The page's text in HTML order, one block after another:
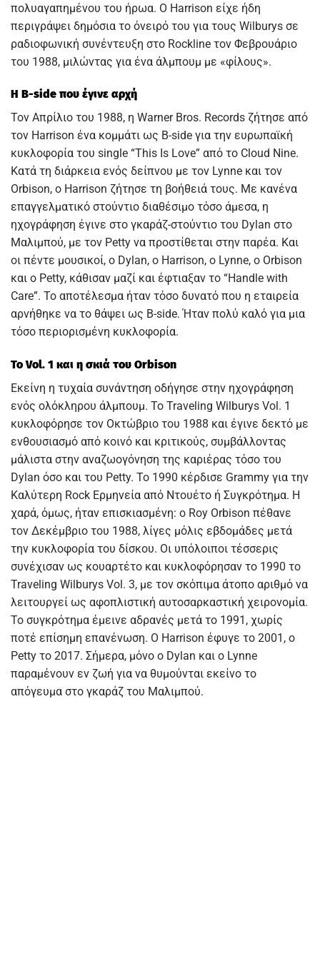
πολυαγαπημένου του ήρωα. Ο Harrison είχε ήδη
περιγράψει δημόσια το όνειρό του για τους Wilburys σε
ραδιοφωνική συνέντευξη στο Rockline τον Φεβρουάριο
του 1988, μιλώντας για ένα άλμπουμ με «φίλους».
Η B-side που έγινε αρχή
Τον Απρίλιο του 1988, η Warner Bros. Records ζήτησε από
τον Harrison ένα κομμάτι ως B-side για την ευρωπαϊκή
κυκλοφορία του single “This Is Love” από το Cloud Nine.
Κατά τη διάρκεια ενός δείπνου με τον Lynne και τον
Orbison, ο Harrison ζήτησε τη βοήθειά τους. Με κανένα
επαγγελματικό στούντιο διαθέσιμο τόσο άμεσα, η
ηχογράφηση έγινε στο γκαράζ-στούντιο του Dylan στο
Μαλιμπού, με τον Petty να προστίθεται στην παρέα. Και
οι πέντε μουσικοί, ο Dylan, ο Harrison, ο Lynne, ο Orbison
και ο Petty, κάθισαν μαζί και έφτιαξαν το “Handle with
Care”. Το αποτέλεσμα ήταν τόσο δυνατό που η εταιρεία
αρνήθηκε να το θάψει ως B-side. Ήταν πολύ καλό για μια
τόσο περιορισμένη κυκλοφορία.
Το Vol. 1 και η σκιά του Orbison
Εκείνη η τυχαία συνάντηση οδήγησε στην ηχογράφηση
ενός ολόκληρου άλμπουμ. Το Traveling Wilburys Vol. 1
κυκλοφόρησε τον Οκτώβριο του 1988 και έγινε δεκτό με
ενθουσιασμό από κοινό και κριτικούς, συμβάλλοντας
μάλιστα στην αναζωογόνηση της καριέρας τόσο του
Dylan όσο και του Petty. Το 1990 κέρδισε Grammy για την
Καλύτερη Rock Ερμηνεία από Ντουέτο ή Συγκρότημα. Η
χαρά, όμως, ήταν επισκιασμένη: ο Roy Orbison πέθανε
τον Δεκέμβριο του 1988, λίγες μόλις εβδομάδες μετά
την κυκλοφορία του δίσκου. Οι υπόλοιποι τέσσερις
συνέχισαν ως κουαρτέτο και κυκλοφόρησαν το 1990 το
Traveling Wilburys Vol. 3, με τον σκόπιμα άτοπο αριθμό να
λειτουργεί ως αφοπλιστική αυτοσαρκαστική χειρονομία.
Το συγκρότημα έμεινε αδρανές μετά το 1991, χωρίς
ποτέ επίσημη επανένωση. Ο Harrison έφυγε το 2001, ο
Petty το 2017. Σήμερα, μόνο ο Dylan και ο Lynne
παραμένουν εν ζωή για να θυμούνται εκείνο το
απόγευμα στο γκαράζ του Μαλιμπού.